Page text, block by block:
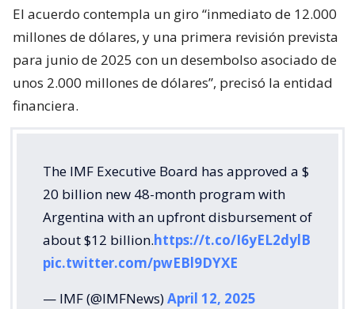
El acuerdo contempla un giro “inmediato de 12.000
millones de dólares, y una primera revisión prevista
para junio de 2025 con un desembolso asociado de
unos 2.000 millones de dólares”, precisó la entidad
financiera.
The IMF Executive Board has approved a $
20 billion new 48-month program with
Argentina with an upfront disbursement of
about $12 billion.https://t.co/I6yEL2dylB
pic.twitter.com/pwEBl9DYXE
— IMF (@IMFNews)April 12, 2025